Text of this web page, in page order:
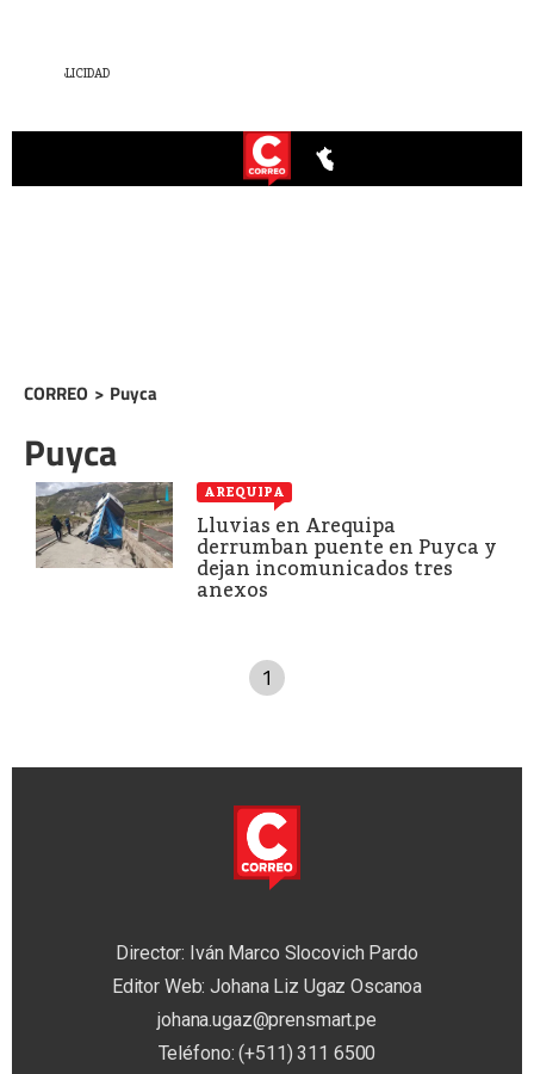
CORREO > Puyca
Puyca
AREQUIPA
Lluvias en Arequipa
derrumban puente en Puyca y
dejan incomunicados tres
anexos
1
Director: Iván Marco Slocovich Pardo
Editor Web: Johana Liz Ugaz Oscanoa
johana.ugaz@prensmart.pe
Teléfono: (+511) 311 6500